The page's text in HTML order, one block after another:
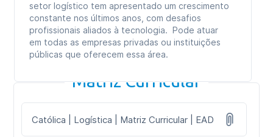
setor logístico tem apresentado um crescimento
constante nos últimos anos, com desafios
profissionais aliados à tecnologia. Pode atuar
em todas as empresas privadas ou instituições
públicas que oferecem essa área.
Matriz Curricular
Católica | Logística | Matriz Curricular | EAD